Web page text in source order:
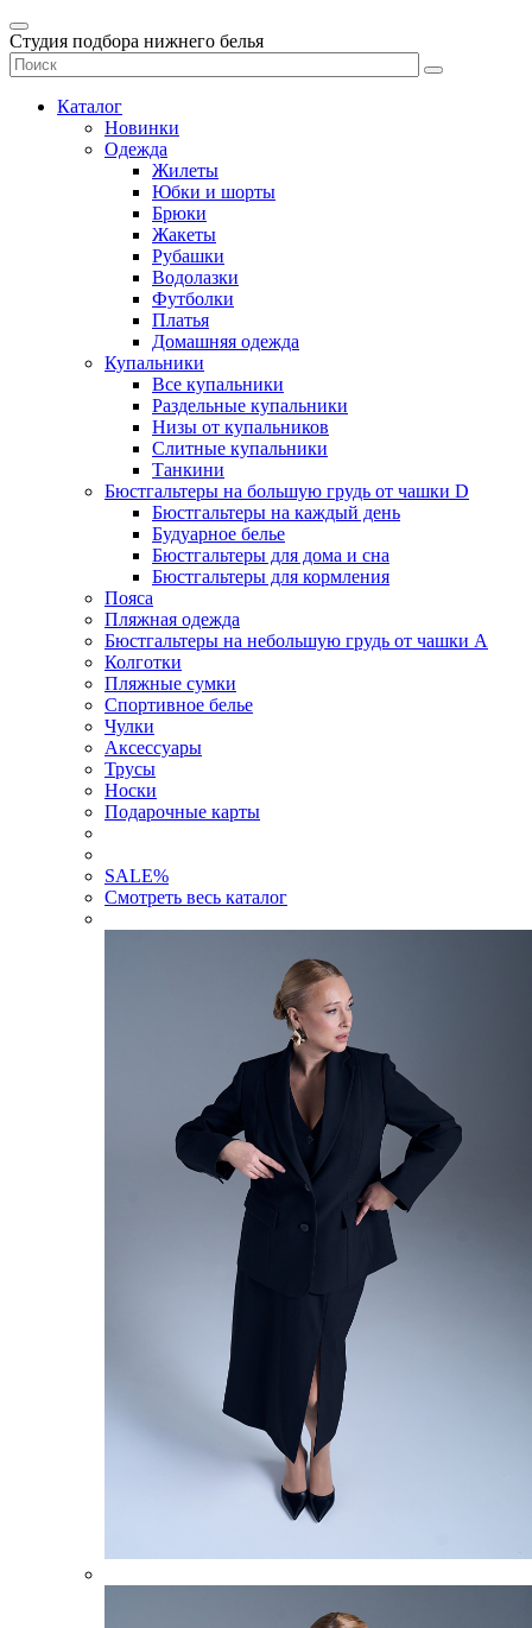
Студия подбора нижнего белья
Каталог
Новинки
Одежда
Жилеты
Юбки и шорты
Брюки
Жакеты
Рубашки
Водолазки
Футболки
Платья
Домашняя одежда
Купальники
Все купальники
Раздельные купальники
Низы от купальников
Слитные купальники
Танкини
Бюстгальтеры на большую грудь от чашки D
Бюстгальтеры на каждый день
Будуарное белье
Бюстгальтеры для дома и сна
Бюстгальтеры для кормления
Пояса
Пляжная одежда
Бюстгальтеры на небольшую грудь от чашки А
Колготки
Пляжные сумки
Спортивное белье
Чулки
Аксессуары
Трусы
Носки
Подарочные карты
SALE%
Смотреть весь каталог